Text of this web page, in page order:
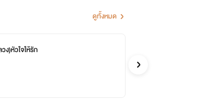
ดูทั้งหมด
ง)หัวใจให้รัก